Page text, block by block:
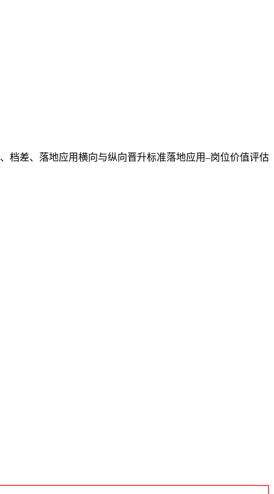
档差、落地应用横向与纵向晋升标准落地应用–岗位价值评估